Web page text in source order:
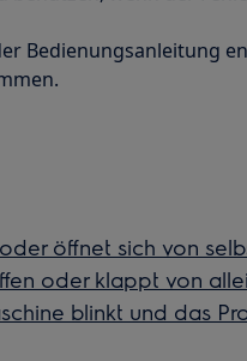
Bedienungsanleitung
öffnet sich von
oder klappt von
blinkt und das